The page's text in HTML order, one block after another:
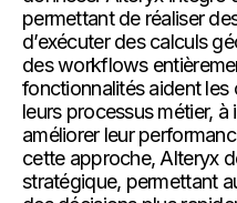
permettant de réaliser
d’exécuter des calculs
des workflows
fonctionnalités aident les
leurs processus métier,
améliorer leur
cette approche, Alteryx
stratégique, permettant